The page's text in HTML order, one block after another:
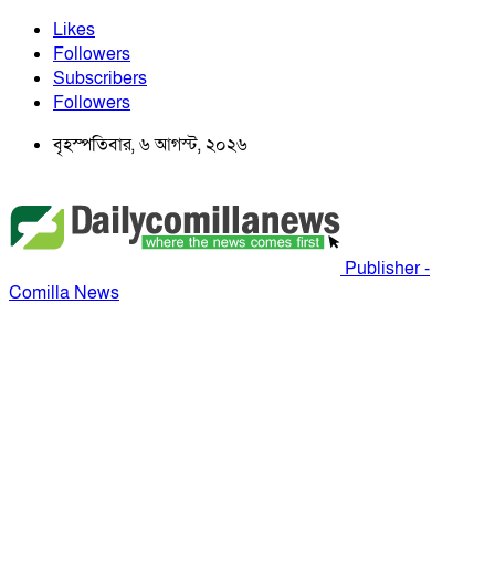
Likes
Followers
Subscribers
Followers
বৃহস্পতিবার, ৬ আগস্ট, ২০২৬
Publisher -
Comilla News